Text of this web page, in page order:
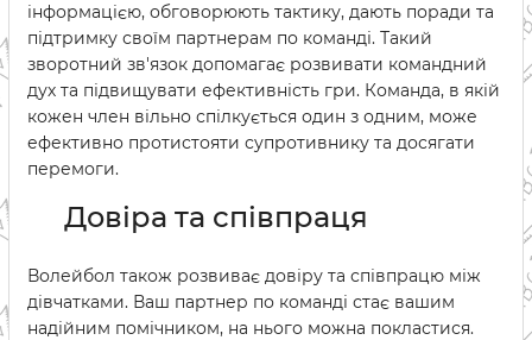
інформацією, обговорюють тактику, дають поради та
підтримку своїм партнерам по команді. Такий
зворотний зв'язок допомагає розвивати командний
дух та підвищувати ефективність гри. Команда, в якій
кожен член вільно спілкується один з одним, може
ефективно протистояти супротивнику та досягати
перемоги.
Довіра та співпраця
Волейбол також розвиває довіру та співпрацю між
дівчатками. Ваш партнер по команді стає вашим
надійним помічником, на нього можна покластися.